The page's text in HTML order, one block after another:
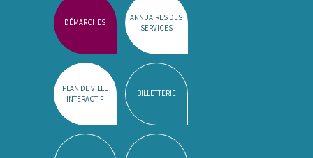
DÉMARCHES
ANNUAIRES DES
SERVICES
PLAN DE VILLE
INTERACTIF
BILLETTERIE